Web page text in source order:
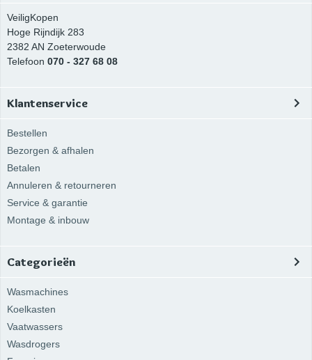
VeiligKopen
Hoge Rijndijk 283
2382 AN Zoeterwoude
Telefoon 070 - 327 68 08
Klantenservice
Bestellen
Bezorgen & afhalen
Betalen
Annuleren & retourneren
Service & garantie
Montage & inbouw
Categorieën
Wasmachines
Koelkasten
Vaatwassers
Wasdrogers